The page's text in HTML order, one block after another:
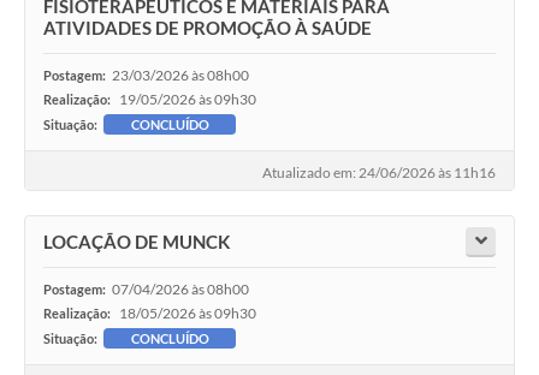
FISIOTERAPÊUTICOS E MATERIAIS PARA
ATIVIDADES DE PROMOÇÃO À SAÚDE
Postagem: 23/03/2026 às 08h00
Realização: 19/05/2026 às 09h30
Situação: CONCLUÍDO
Atualizado em: 24/06/2026 às 11h16
LOCAÇÃO DE MUNCK
Postagem: 07/04/2026 às 08h00
Realização: 18/05/2026 às 09h30
Situação: CONCLUÍDO